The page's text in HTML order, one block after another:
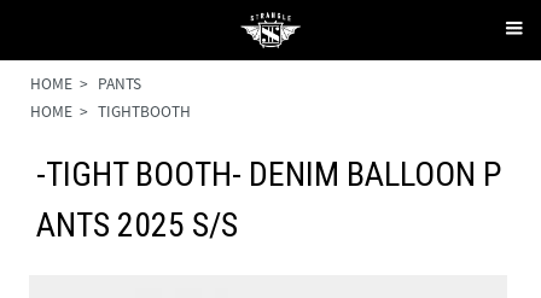
HOME > PANTS
HOME > TIGHTBOOTH
-TIGHT BOOTH- DENIM BALLOON P
ANTS 2025 S/S